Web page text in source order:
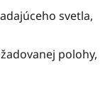
svetla,
polohy,